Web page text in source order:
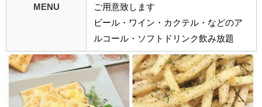
MENU
ご用意致します
ビール・ワイン・カクテル・などのア
ルコール・ソフトドリンク飲み放題